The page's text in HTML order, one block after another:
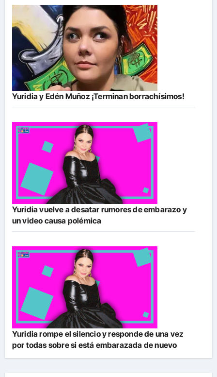
Yuridia y Edén Muñoz ¡Terminan borrachísimos!
Yuridia vuelve a desatar rumores de embarazo y
un video causa polémica
Yuridia rompe el silencio y responde de una vez
por todas sobre si está embarazada de nuevo